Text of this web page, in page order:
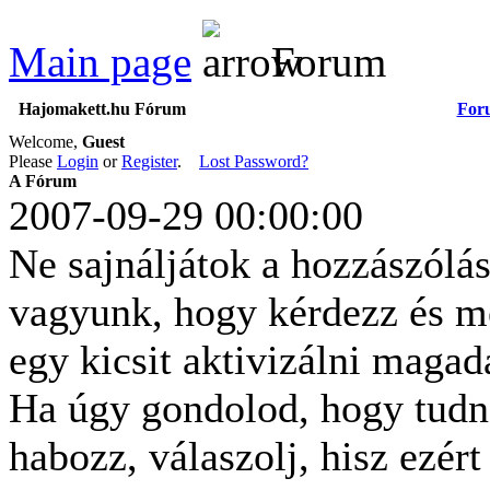
Main page Forum
Hajomakett.hu Fórum
Welcome, Guest
Please Login orRegister. Lost Password?
A Fórum
2007-09-29 00:00:00
Ne sajnáljátok a
vagyunk, hogy kérdezz és
egy kicsit aktivizálni
Ha úgy gondolod, hogy
habozz, válaszolj, hisz